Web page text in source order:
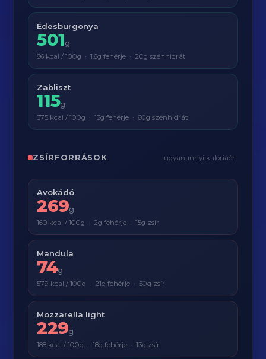
Édesburgonya
501g
86 kcal / 100g · 1.6g fehérje · 20g szénhidrát
Zabliszt
115g
375 kcal / 100g · 13g fehérje · 60g szénhidrát
ZSÍRFORRÁSOK ugyanannyi kalóriáért
Avokádó
269g
160 kcal / 100g · 2g fehérje · 15g zsír
Mandula
74g
579 kcal / 100g · 21g fehérje · 50g zsír
Mozzarella light
229g
188 kcal / 100g · 18g fehérje · 13g zsír